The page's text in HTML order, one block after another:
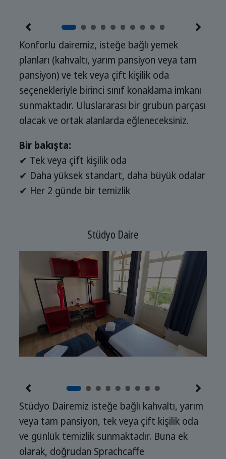
Konforlu dairemiz, isteğe bağlı yemek
planları (kahvaltı, yarım pansiyon veya tam
pansiyon) ve tek veya çift kişilik oda
seçenekleriyle birinci sınıf konaklama imkanı
sunmaktadır. Uluslararası bir grubun parçası
olacak ve ortak alanlarda eğleneceksiniz.
Bir bakışta:
✔ Tek veya çift kişilik oda
✔ Daha yüksek standart, daha büyük odalar
✔ Her 2 günde bir temizlik
Stüdyo Daire
Stüdyo Dairemiz isteğe bağlı kahvaltı, yarım
veya tam pansiyon, tek veya çift kişilik oda
ve günlük temizlik sunmaktadır. Buna ek
olarak, doğrudan Sprachcaffe